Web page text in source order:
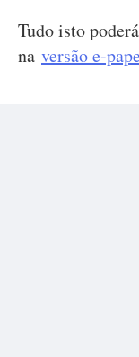
Tudo isto
na versão e-